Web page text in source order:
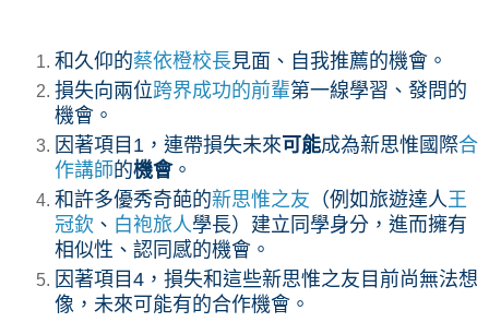
和久仰的蔡依橙校長見面、自我推薦的機會。
損失向兩位跨界成功的前輩第一線學習、發問的
機會。
因著項目1，連帶損失未來可能成為新思惟國際合
作講師的機會。
和許多優秀奇葩的新思惟之友 （例如旅遊達人王
冠欽 、 白袍旅人學長）建立同學身分，進而擁有
相似性、認同感的機會。
因著項目4，損失和這些新思惟之友目前尚無法想
像，未來可能有的合作機會。